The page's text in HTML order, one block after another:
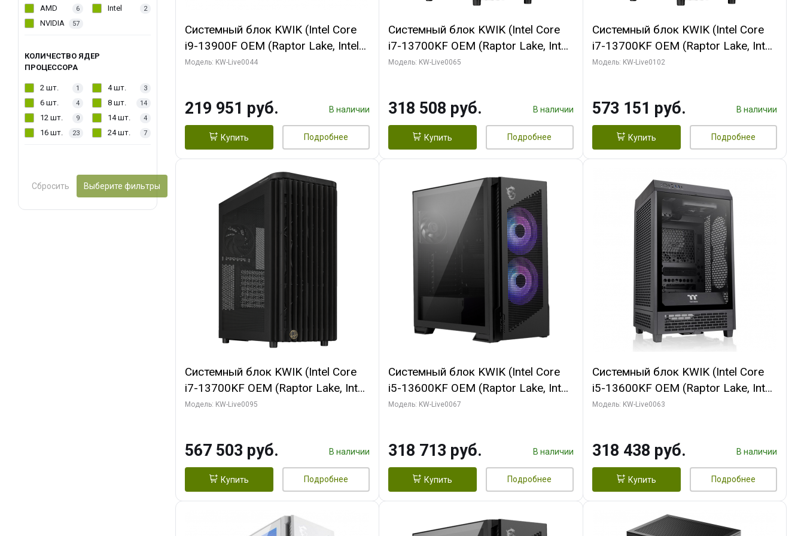
AMD 6 Intel 2
NVIDIA 57
КОЛИЧЕСТВО ЯДЕР
ПРОЦЕССОРА
2 шт. 1 4 шт. 3
6 шт. 4 8 шт. 14
12 шт. 9 14 шт. 4
16 шт. 23 24 шт. 7
Сбросить Выберите фильтры
Системный блок KWIK (Intel Core
i9-13900F OEM (Raptor Lake, Intel
7, Efficient-co/ 32 ГБ ОЗУ (2
HD/ 512 ГБ SSD)
Модель: KW-Live0044
219 951 руб. В наличии
Купить Подробнее
Системный блок KWIK (Intel Core
i7-13700KF OEM (Raptor Lake, Intel
7, C16 8EC/8PC/ 64 ГБ ОЗУ (2
2/ 1 ТБ SSD)
Модель: KW-Live0065
318 508 руб. В наличии
Купить Подробнее
Системный блок KWIK (Intel Core
i7-13700KF OEM (Raptor Lake, Intel
7, C16 8EC/8PC/ 32 ГБ ОЗУ (2
Turbo/ 960 ГБ SSD)
Модель: KW-Live0102
573 151 руб. В наличии
Купить Подробнее
Системный блок KWIK (Intel Core
i7-13700KF OEM (Raptor Lake, Intel
7, C16 8EC/8PC/ 32 ГБ ОЗУ (2
Turbo/ 512 ГБ SSD)
Модель: KW-Live0095
567 503 руб. В наличии
Купить Подробнее
Системный блок KWIK (Intel Core
i5-13600KF OEM (Raptor Lake, Intel
7, C14 8EC/6PC/ 64 ГБ ОЗУ/ Palit
SSD)
Модель: KW-Live0067
318 713 руб. В наличии
Купить Подробнее
Системный блок KWIK (Intel Core
i5-13600KF OEM (Raptor Lake, Intel
7, C14 8EC/6PC/ 64 ГБ ОЗУ/ MSI
SSD)
Модель: KW-Live0063
318 438 руб. В наличии
Купить Подробнее